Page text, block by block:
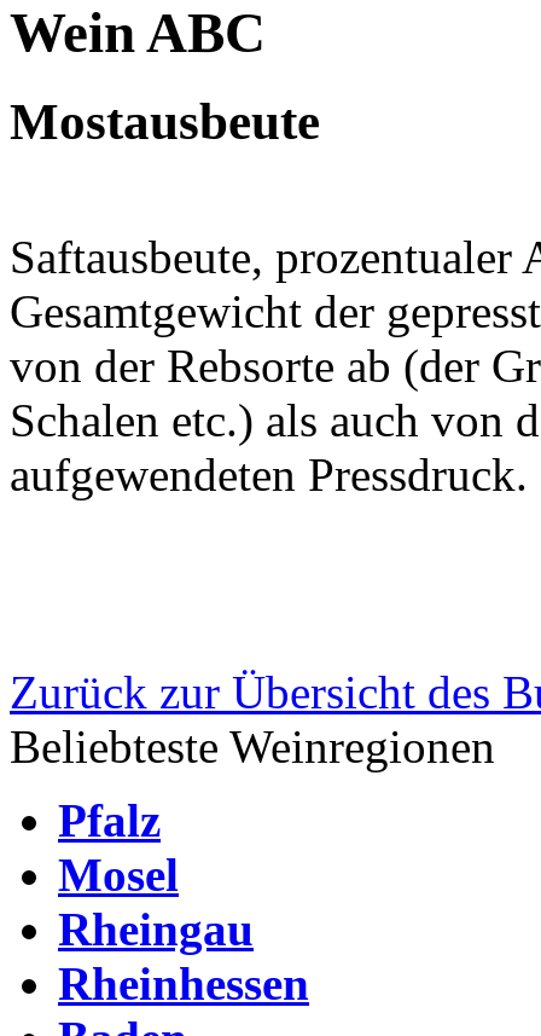
Wein ABC
Mostausbeute
Saftausbeute, prozentualer
Gesamtgewicht der
von der Rebsorte ab (der
Schalen etc.) als auch von
aufgewendeten Pressdruck.
Zurück zur Übersicht des
Beliebteste Weinregionen
Pfalz
Mosel
Rheingau
Rheinhessen